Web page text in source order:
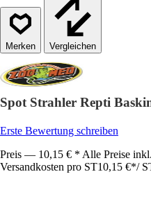
Vergleichen
Spot Strahler Repti
Erste Bewertung schreiben
Preis — 10,15 € * Alle Preise
Versandkosten pro ST10,15 €*/